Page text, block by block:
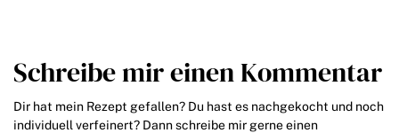
Schreibe mir einen Kommentar
Dir hat mein Rezept gefallen? Du hast es nachgekocht und noch
individuell verfeinert? Dann schreibe mir gerne einen